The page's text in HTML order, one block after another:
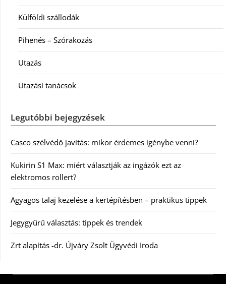
Külföldi szállodák
Pihenés – Szórakozás
Utazás
Utazási tanácsok
Legutóbbi bejegyzések
Casco szélvédő javítás: mikor érdemes igénybe venni?
Kukirin S1 Max: miért választják az ingázók ezt az
elektromos rollert?
Agyagos talaj kezelése a kertépítésben – praktikus tippek
Jegygyűrű választás: tippek és trendek
Zrt alapítás -dr. Újváry Zsolt Ügyvédi Iroda